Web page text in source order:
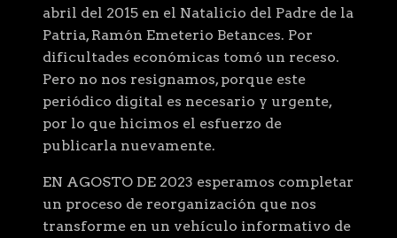
abril del 2015 en el Natalicio del Padre de la
Patria, Ramón Emeterio Betances. Por
dificultades económicas tomó un receso.
Pero no nos resignamos, porque este
periódico digital es necesario y urgente,
por lo que hicimos el esfuerzo de
publicarla nuevamente.
EN AGOSTO DE 2023 esperamos completar
un proceso de reorganización que nos
transforme en un vehículo informativo de